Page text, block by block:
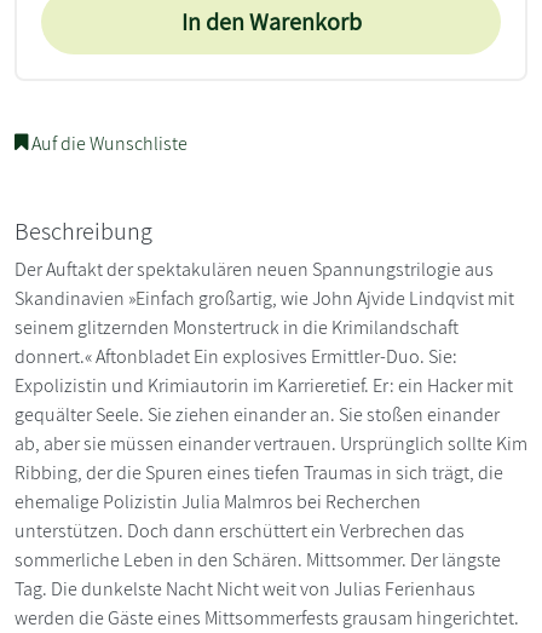
In den Warenkorb
Auf die Wunschliste
Beschreibung
Der Auftakt der spektakulären neuen Spannungstrilogie aus
Skandinavien »Einfach großartig, wie John Ajvide Lindqvist mit
seinem glitzernden Monstertruck in die Krimilandschaft
donnert.« Aftonbladet Ein explosives Ermittler-Duo. Sie:
Expolizistin und Krimiautorin im Karrieretief. Er: ein Hacker mit
gequälter Seele. Sie ziehen einander an. Sie stoßen einander
ab, aber sie müssen einander vertrauen. Ursprünglich sollte Kim
Ribbing, der die Spuren eines tiefen Traumas in sich trägt, die
ehemalige Polizistin Julia Malmros bei Recherchen
unterstützen. Doch dann erschüttert ein Verbrechen das
sommerliche Leben in den Schären. Mittsommer. Der längste
Tag. Die dunkelste Nacht Nicht weit von Julias Ferienhaus
werden die Gäste eines Mittsommerfests grausam hingerichtet.